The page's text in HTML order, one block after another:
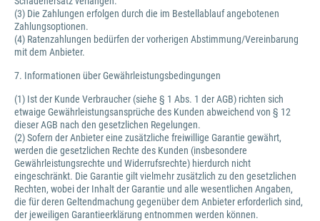
(3) Die Zahlungen erfolgen durch die im Bestellablauf angebotenen
Zahlungsoptionen.
(4) Ratenzahlungen bedürfen der vorherigen Abstimmung/Vereinbarung
mit dem Anbieter.
7. Informationen über Gewährleistungsbedingungen
(1) Ist der Kunde Verbraucher (siehe § 1 Abs. 1 der AGB) richten sich
etwaige Gewährleistungsansprüche des Kunden abweichend von § 12
dieser AGB nach den gesetzlichen Regelungen.
(2) Sofern der Anbieter eine zusätzliche freiwillige Garantie gewährt,
werden die gesetzlichen Rechte des Kunden (insbesondere
Gewährleistungsrechte und Widerrufsrechte) hierdurch nicht
eingeschränkt. Die Garantie gilt vielmehr zusätzlich zu den gesetzlichen
Rechten, wobei der Inhalt der Garantie und alle wesentlichen Angaben,
die für deren Geltendmachung gegenüber dem Anbieter erforderlich sind,
der jeweiligen Garantieerklärung entnommen werden können.